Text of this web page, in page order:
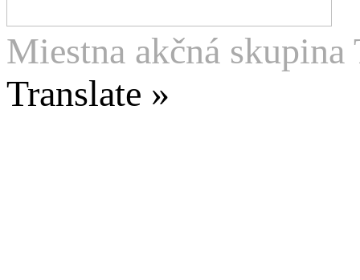
Miestna akčná skupina
Translate »